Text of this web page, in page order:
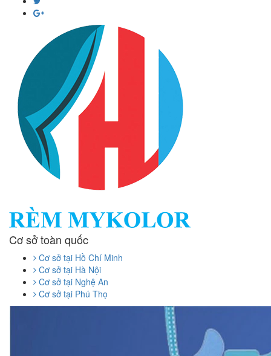
Cơ sở toàn quốc
Cơ sở tại Hồ Chí Minh
Cơ sở tại Hà Nội
Cơ sở tại Nghệ An
Cơ sở tại Phú Thọ